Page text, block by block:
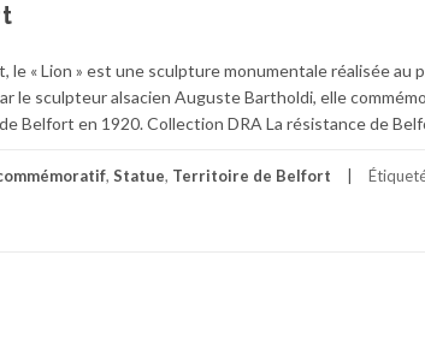
le « Lion » est une sculpture monumentale réalisée au
le sculpteur alsacien Auguste Bartholdi, elle
Belfort en 1920. Collection DRA La résistance de
, Statue, Territoire de Belfort